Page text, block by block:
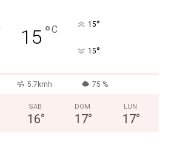
15 °C 15°
15°
5.7kmh 75 %
SAB
16°
DOM
17°
LUN
17°